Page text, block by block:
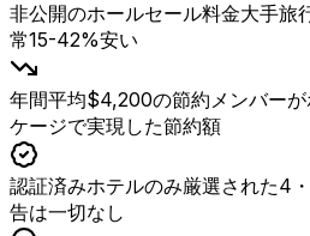
非公開のホールセール料金大手旅
常15-42%安い
年間平均$4,200の節約メンバー
ケージで実現した節約額
認証済みホテルのみ厳選された4
告は一切なし